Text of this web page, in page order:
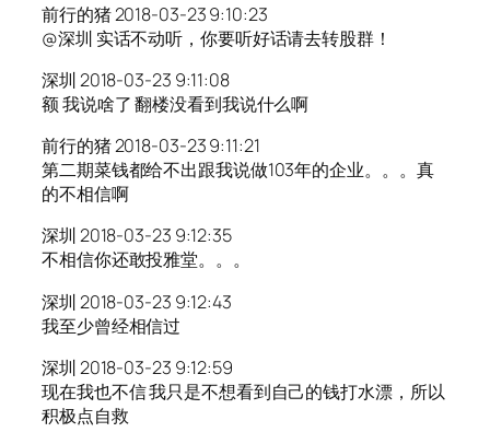
前行的猪 2018-03-23 9:10:23
@深圳 实话不动听，你要听好话请去转股群！
深圳 2018-03-23 9:11:08
额 我说啥了 翻楼没看到我说什么啊
前行的猪 2018-03-23 9:11:21
第二期菜钱都给不出跟我说做103年的企业。。。真
的不相信啊
深圳 2018-03-23 9:12:35
不相信你还敢投雅堂。。。
深圳 2018-03-23 9:12:43
我至少曾经相信过
深圳 2018-03-23 9:12:59
现在我也不信 我只是不想看到自己的钱打水漂，所以
积极点自救